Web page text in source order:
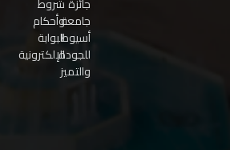
جامعة
أسيوط
للجودة
والتميز
وأحكام
البوابة
الإلكترونية